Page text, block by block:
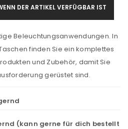
DER ARTIKEL VERFÜGBAR IST
Beleuchtungsanwendungen. In
finden Sie ein komplettes
und Zubehör, damit Sie
gerüstet sind.
(kann gerne für dich bestellt